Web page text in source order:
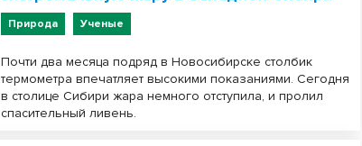
Природа Ученые
Почти два месяца подряд в Новосибирске столбик
термометра впечатляет высокими показаниями. Сегодня
в столице Сибири жара немного отступила, и пролил
спасительный ливень.